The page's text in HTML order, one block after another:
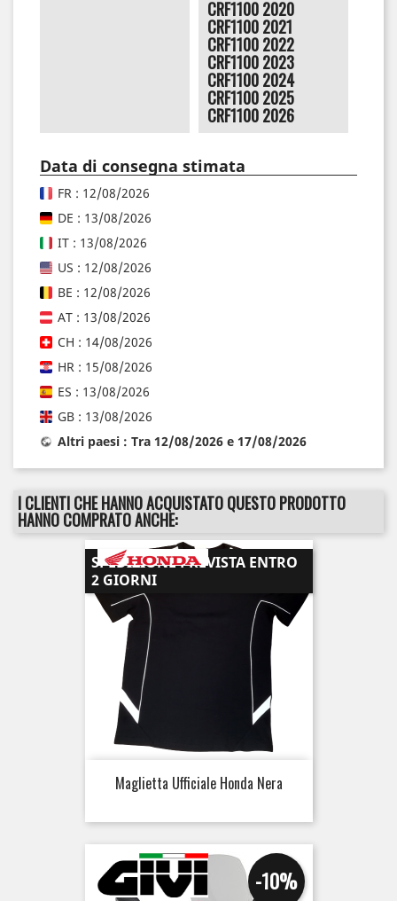
CRF1100 2020
CRF1100 2021
CRF1100 2022
CRF1100 2023
CRF1100 2024
CRF1100 2025
CRF1100 2026
Data di consegna stimata
FR : 12/08/2026
DE : 13/08/2026
IT : 13/08/2026
US : 12/08/2026
BE : 12/08/2026
AT : 13/08/2026
CH : 14/08/2026
HR : 15/08/2026
ES : 13/08/2026
GB : 13/08/2026
Altri paesi : Tra 12/08/2026 e 17/08/2026
I CLIENTI CHE HANNO ACQUISTATO QUESTO PRODOTTO
HANNO COMPRATO ANCHE:
Maglietta Ufficiale Honda Nera
SPEDIZIONE PREVISTA ENTRO
2 GIORNI
-10%